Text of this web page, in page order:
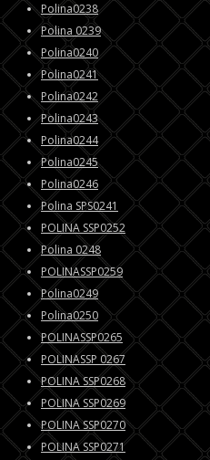
Polina0238
Polina 0239
Polina0240
Polina0241
Polina0242
Polina0243
Polina0244
Polina0245
Polina0246
Polina SPS0241
POLINA SSP0252
Polina 0248
POLINASSP0259
Polina0249
Polina0250
POLINASSP0265
POLINASSP 0267
POLINA SSP0268
POLINA SSP0269
POLINA SSP0270
POLINA SSP0271